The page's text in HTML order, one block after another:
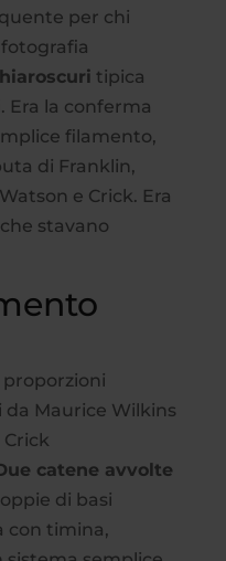
per chi
tipica
. Era la conferma
filamento,
di Franklin,
e Crick. Era
stavano
proporzioni
Maurice Wilkins
catene avvolte
di basi
con timina,